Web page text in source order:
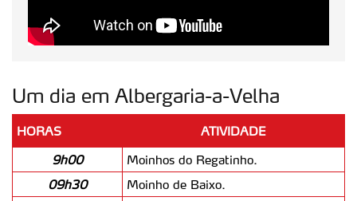
Um dia em Albergaria-a-Velha
HORAS
ATIVIDADE
9h00
Moinhos do Regatinho.
09h30
Moinho de Baixo.